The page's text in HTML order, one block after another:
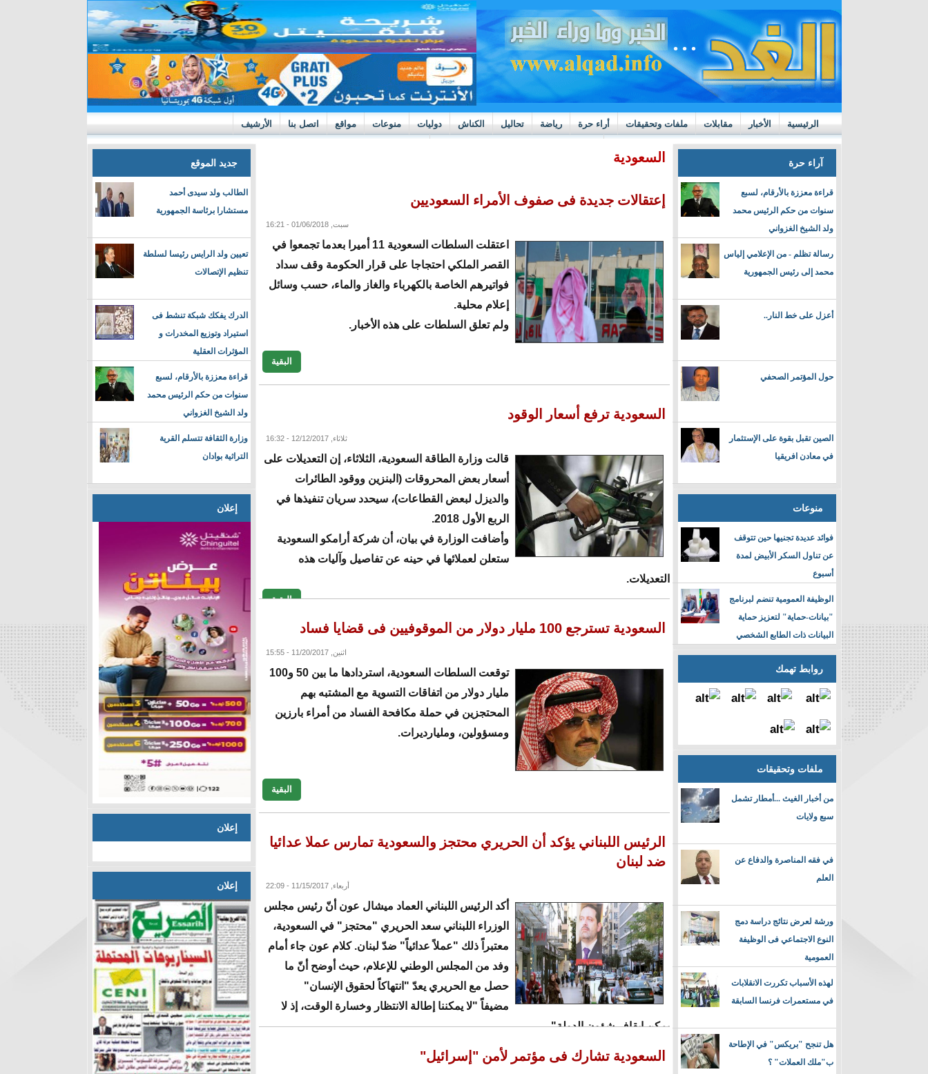
الرئيسية الأخبار مقابلات ملفات وتحقيقات أراء حرة رياضة تحاليل الكناش دوليات منوعات مواقع اتصل بنا الأرشيف
https://m.youtube.com/watch?v=GN10qW4W4hQ
آراء حرة
قراءة معززة بالأرقام، لسبع
سنوات من حكم الرئيس محمد
ولد الشيخ الغزواني
رسالة تظلم - من الإعلامي إلياس
محمد إلى رئيس الجمهورية
أعزل على خط النار..
حول المؤتمر الصحفي
الصين تقبل بقوة على الإستثمار
في معادن افريقيا
منوعات
فوائد عديدة تجنيها حين تتوقف
عن تناول السكر الأبيض لمدة
أسبوع
الوظيفة العمومية تنضم لبرنامج
"بيانات-حماية" لتعزيز حماية
البيانات ذات الطابع الشخصي
روابط تهمك
ملفات وتحقيقات
من أخبار الغيث ...أمطار تشمل
سبع ولايات
في فقه المناصرة والدفاع عن
العلم
ورشة لعرض نتائج دراسة دمج
النوع الاجتماعي فى الوظيفة
العمومية
لهذه الأسباب تكررت الانقلابات
في مستعمرات فرنسا السابقة
هل تنجح "بريكس" في الإطاحة
ب"ملك العملات" ؟
السعودية
إعتقالات جديدة فى صفوف الأمراء السعوديين
سبت, 01/06/2018 - 16:21
اعتقلت السلطات السعودية 11 أميرا بعدما تجمعوا في
القصر الملكي احتجاجا على قرار الحكومة وقف سداد
فواتيرهم الخاصة بالكهرباء والغاز والماء، حسب وسائل
إعلام محلية.
ولم تعلق السلطات على هذه الأخبار.
البقية
السعودية ترفع أسعار الوقود
ثلاثاء, 12/12/2017 - 16:32
قالت وزارة الطاقة السعودية، الثلاثاء، إن التعديلات على
أسعار بعض المحروقات (البنزين ووقود الطائرات
والديزل لبعض القطاعات)، سيحدد سريان تنفيذها في
الربع الأول 2018.
وأضافت الوزارة في بيان، أن شركة أرامكو السعودية
ستعلن لعملائها في حينه عن تفاصيل وآليات هذه
التعديلات.
البقية
السعودية تسترجع 100 مليار دولار من الموقوفيين فى قضايا فساد
اثنين, 11/20/2017 - 15:55
توقعت السلطات السعودية، استردادها ما بين 50 و100
مليار دولار من اتفاقات التسوية مع المشتبه بهم
المحتجزين في حملة مكافحة الفساد من أمراء بارزين
ومسؤولين، ومليارديرات.
البقية
الرئيس اللبناني يؤكد أن الحريري محتجز والسعودية تمارس عملا عدائيا
ضد لبنان
أربعاء, 11/15/2017 - 22:09
أكد الرئيس اللبناني العماد ميشال عون أنّ رئيس مجلس
الوزراء اللبناني سعد الحريري "محتجز" في السعودية،
معتبراً ذلك "عملاً عدائياً" ضدّ لبنان. كلام عون جاء أمام
وفد من المجلس الوطني للإعلام، حيث أوضح أنّ ما
حصل مع الحريري يعدّ "انتهاكاً لحقوق الإنسان"
مضيفاً "لا يمكننا إطالة الانتظار وخسارة الوقت، إذ لا
يمكن إيقاف شؤون الدولة".
السعودية تشارك فى مؤتمر لأمن "إسرائيل"
جديد الموقع
الطالب ولد سيدى أحمد
مستشارا برئاسة الجمهورية
تعيين ولد الرايس رئيسا لسلطة
تنظيم الإتصالات
الدرك يفكك شبكة تنشط فى
استيراد وتوزيع المخدرات و
المؤثرات العقلية
قراءة معززة بالأرقام، لسبع
سنوات من حكم الرئيس محمد
ولد الشيخ الغزواني
وزارة الثقافة تتسلم القرية
التراثية بوادان
إعلان
إعلان
إعلان